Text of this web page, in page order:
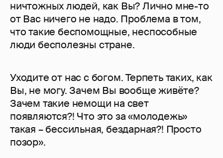
ничтожных людей, как Вы? Лично мне-то
от Вас ничего не надо. Проблема в том,
что такие беспомощные, неспособные
люди бесполезны стране.
Уходите от нас с богом. Терпеть таких, как
Вы, не могу. Зачем Вы вообще живёте?
Зачем такие немощи на свет
появляются?! Что это за «молодежь»
такая – бессильная, бездарная?! Просто
позор».